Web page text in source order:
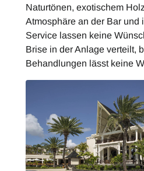
Naturtönen, exotischem
Atmosphäre an der Bar
Service lassen keine
Brise in der Anlage verteilt,
Behandlungen lässt keine